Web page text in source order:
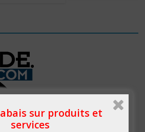
sur produits et
services